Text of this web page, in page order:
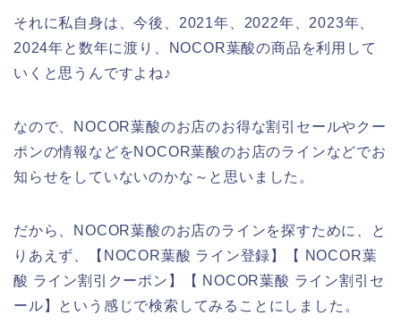
それに私自身は、今後、2021年、2022年、2023年、
2024年と数年に渡り、NOCOR葉酸の商品を利用して
いくと思うんですよね♪
なので、NOCOR葉酸のお店のお得な割引セールやクー
ポンの情報などをNOCOR葉酸のお店のラインなどでお
知らせをしていないのかな～と思いました。
だから、NOCOR葉酸のお店のラインを探すために、と
りあえず、【NOCOR葉酸 ライン登録】【 NOCOR葉
酸 ライン割引クーポン】【 NOCOR葉酸 ライン割引セ
ール】という感じで検索してみることにしました。